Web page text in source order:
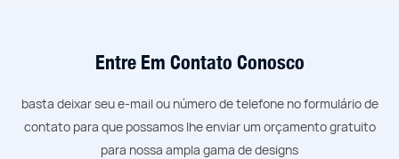
Entre Em Contato Conosco
basta deixar seu e-mail ou número de telefone no formulário de
contato para que possamos lhe enviar um orçamento gratuito
para nossa ampla gama de designs